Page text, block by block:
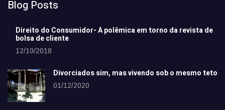
Blog Posts
Direito do Consumidor- A polêmica em torno da revista de
bolsa de cliente
12/10/2018
Divorciados sim, mas vivendo sob o mesmo teto
01/12/2020